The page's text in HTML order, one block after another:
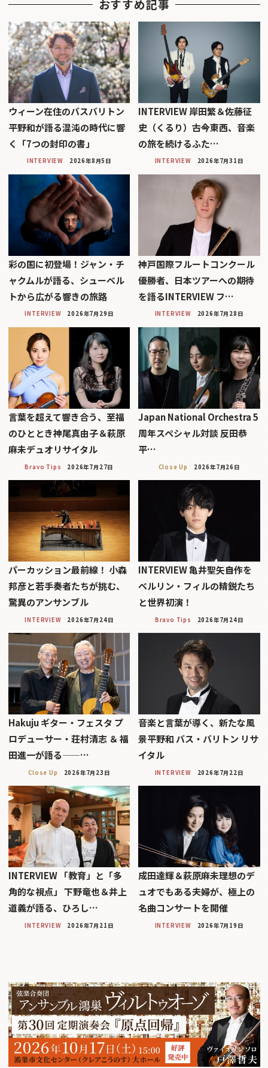
おすすめ記事
ウィーン在住のバスバリトン
平野和が語る混沌の時代に響
く「7つの封印の書」
INTERVIEW 2026年8月5日
INTERVIEW 岸田繁＆佐藤征
史（くるり）――古今東西、音楽
の旅を続けるふた…
INTERVIEW 2026年7月31日
彩の国に初登場！ジャン・チ
ャクムルが語る、シューベル
トから広がる響きの旅路
INTERVIEW 2026年7月29日
神戸国際フルートコンクール
優勝者、日本ツアーへの期待
を語るINTERVIEW フ…
INTERVIEW 2026年7月28日
言葉を超えて響き合う、至福
のひととき神尾真由子＆萩原
麻未デュオリサイタル
Bravo Tips 2026年7月27日
Japan National Orchestra 5
周年スペシャル対談 反田恭
平…
Close Up 2026年7月26日
パーカッション最前線！ 小森
邦彦と若手奏者たちが挑む、
驚異のアンサンブル
INTERVIEW 2026年7月24日
INTERVIEW 亀井聖矢――自作を
ベルリン・フィルの精鋭たち
と世界初演！
Bravo Tips 2026年7月24日
Hakuju ギター・フェスタ プ
ロデューサー・荘村清志 ＆ 福
田進一が語る——…
Close Up 2026年7月23日
音楽と言葉が導く、新たな風
景平野和 バス・バリトン リサ
イタル
INTERVIEW 2026年7月22日
INTERVIEW 「教育」と「多
角的な視点」 下野竜也＆井上
道義が語る、ひろし…
INTERVIEW 2026年7月21日
成田達輝＆萩原麻未理想のデ
ュオでもある夫婦が、極上の
名曲コンサートを開催
INTERVIEW 2026年7月19日